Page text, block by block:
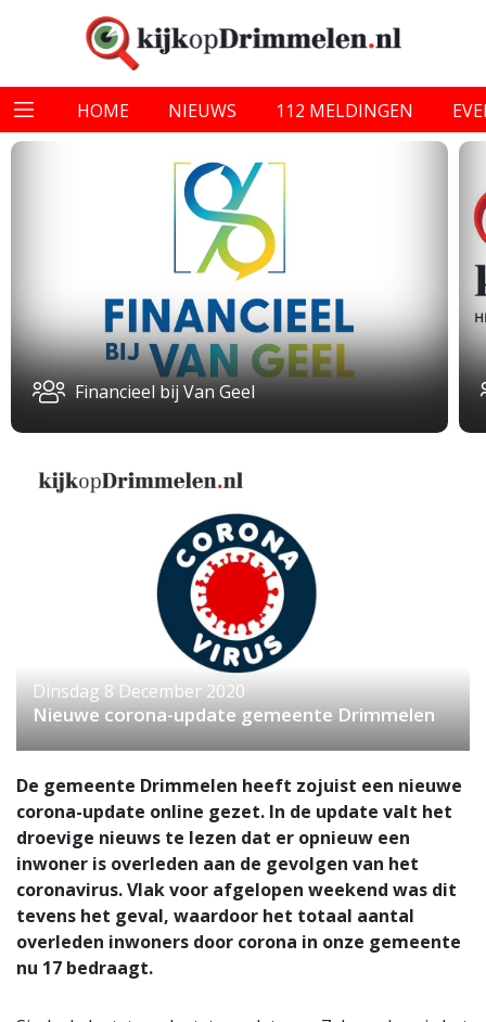
HOME NIEUWS 112 MELDINGEN
Financieel bij Van Geel
Dinsdag 8 December 2020
Nieuwe corona-update gemeente Drimmelen
De gemeente Drimmelen heeft zojuist een nieuwe
corona-update online gezet. In de update valt het
droevige nieuws te lezen dat er opnieuw een
inwoner is overleden aan de gevolgen van het
coronavirus. Vlak voor afgelopen weekend was dit
tevens het geval, waardoor het totaal aantal
overleden inwoners door corona in onze gemeente
nu 17 bedraagt.